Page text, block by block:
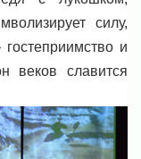
силу,
и
веков славится